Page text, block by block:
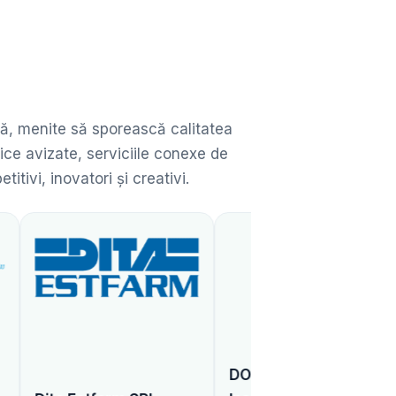
menite să sporească calitatea
avizate, serviciile conexe de
inovatori și creativi.
DONARIS Vienna